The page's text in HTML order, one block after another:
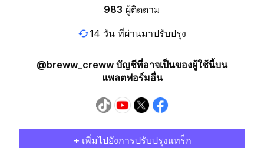
983 ผู้ติดตาม
14 วัน ที่ผ่านมาปรับปรุง
@breww_creww บัญชีที่อาจเป็นของผู้ใช้นี้บน
แพลตฟอร์มอื่น
+ เพิ่มไปยังการปรับปรุงแทร็ก